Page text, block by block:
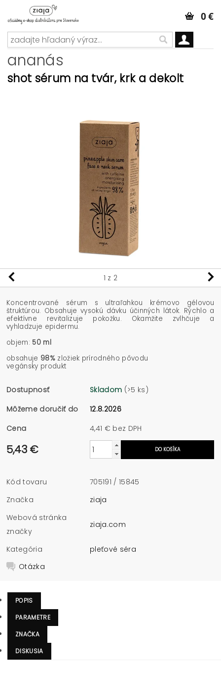
0 €
ananás
shot sérum na tvár, krk a dekolt
1 z 2
Koncentrované sérum s ultraľahkou krémovo gélovou
štruktúrou. Obsahuje vysokú dávku účinných látok. Rýchlo a
efektívne revitalizuje pokožku. Okamžite zvlhčuje a
vyhladzuje epidermu.
objem: 50 ml
obsahuje 98%zložiek prírodného pôvodu
vegánsky produkt
Dostupnosť Skladom (>5 ks)
Môžeme doručiť do
12.8.2026
Cena
4,41 € bez DPH
5,43 €
Kód tovaru
705191 / 15845
Značka
ziaja
Webová stránka
značky
ziaja.com
Kategória
pleťové séra
Otázka
POPIS
PARAMETRE
ZNAČKA
DISKUSIA